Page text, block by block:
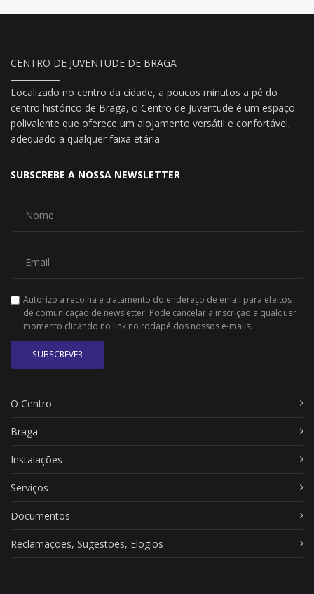
CENTRO DE JUVENTUDE DE BRAGA
Localizado no centro da cidade, a poucos minutos a pé do
centro histórico de Braga, o Centro de Juventude é um espaço
polivalente que oferece um alojamento versátil e confortável,
adequado a qualquer faixa etária.
SUBSCREBE A NOSSA NEWSLETTER
Autorizo a recolha e tratamento do endereço de email para efeitos
de comunicação de newsletter. Pode cancelar a inscrição a qualquer
momento clicando no link no rodapé dos nossos e-mails.
SUBSCREVER
O Centro
Braga
Instalações
Serviços
Documentos
Reclamações, Sugestões, Elogios